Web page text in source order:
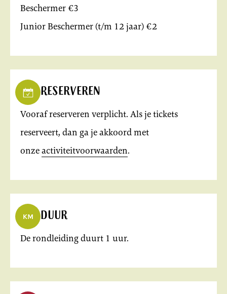
Beschermer €3
Junior Beschermer (t/m 12 jaar) €2
Reserveren
Vooraf reserveren verplicht. Als je tickets
reserveert, dan ga je akkoord met
onzeactiviteitvoorwaarden.
Duur
De rondleiding duurt 1 uur.